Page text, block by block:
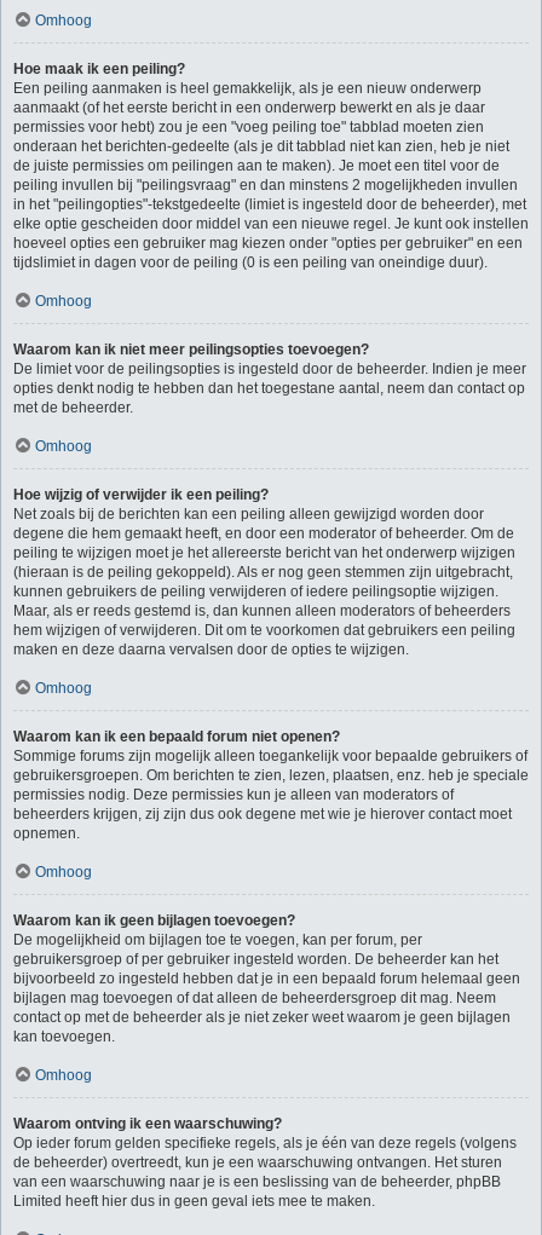
Omhoog
Hoe maak ik een peiling?
Een peiling aanmaken is heel gemakkelijk, als je een nieuw onderwerp
aanmaakt (of het eerste bericht in een onderwerp bewerkt en als je daar
permissies voor hebt) zou je een "voeg peiling toe" tabblad moeten zien
onderaan het berichten-gedeelte (als je dit tabblad niet kan zien, heb je niet
de juiste permissies om peilingen aan te maken). Je moet een titel voor de
peiling invullen bij "peilingsvraag" en dan minstens 2 mogelijkheden invullen
in het "peilingopties"-tekstgedeelte (limiet is ingesteld door de beheerder), met
elke optie gescheiden door middel van een nieuwe regel. Je kunt ook instellen
hoeveel opties een gebruiker mag kiezen onder "opties per gebruiker" en een
tijdslimiet in dagen voor de peiling (0 is een peiling van oneindige duur).
Omhoog
Waarom kan ik niet meer peilingsopties toevoegen?
De limiet voor de peilingsopties is ingesteld door de beheerder. Indien je meer
opties denkt nodig te hebben dan het toegestane aantal, neem dan contact op
met de beheerder.
Omhoog
Hoe wijzig of verwijder ik een peiling?
Net zoals bij de berichten kan een peiling alleen gewijzigd worden door
degene die hem gemaakt heeft, en door een moderator of beheerder. Om de
peiling te wijzigen moet je het allereerste bericht van het onderwerp wijzigen
(hieraan is de peiling gekoppeld). Als er nog geen stemmen zijn uitgebracht,
kunnen gebruikers de peiling verwijderen of iedere peilingsoptie wijzigen.
Maar, als er reeds gestemd is, dan kunnen alleen moderators of beheerders
hem wijzigen of verwijderen. Dit om te voorkomen dat gebruikers een peiling
maken en deze daarna vervalsen door de opties te wijzigen.
Omhoog
Waarom kan ik een bepaald forum niet openen?
Sommige forums zijn mogelijk alleen toegankelijk voor bepaalde gebruikers of
gebruikersgroepen. Om berichten te zien, lezen, plaatsen, enz. heb je speciale
permissies nodig. Deze permissies kun je alleen van moderators of
beheerders krijgen, zij zijn dus ook degene met wie je hierover contact moet
opnemen.
Omhoog
Waarom kan ik geen bijlagen toevoegen?
De mogelijkheid om bijlagen toe te voegen, kan per forum, per
gebruikersgroep of per gebruiker ingesteld worden. De beheerder kan het
bijvoorbeeld zo ingesteld hebben dat je in een bepaald forum helemaal geen
bijlagen mag toevoegen of dat alleen de beheerdersgroep dit mag. Neem
contact op met de beheerder als je niet zeker weet waarom je geen bijlagen
kan toevoegen.
Omhoog
Waarom ontving ik een waarschuwing?
Op ieder forum gelden specifieke regels, als je één van deze regels (volgens
de beheerder) overtreedt, kun je een waarschuwing ontvangen. Het sturen
van een waarschuwing naar je is een beslissing van de beheerder, phpBB
Limited heeft hier dus in geen geval iets mee te maken.